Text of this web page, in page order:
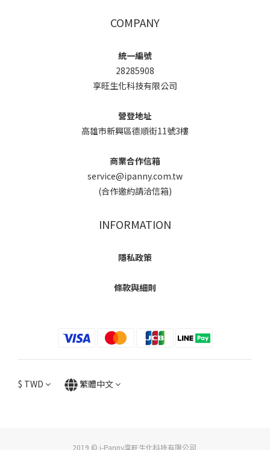
COMPANY
統一編號
28285908
享旺生化科技有限公司
營登地址
高雄市新興區德順街11號3樓
商業合作信箱
service@ipanny.com.tw
(合作邀約請洽信箱)
INFORMATION
隱私政策
條款與細則
$ TWD 繁體中文
2019 © i-Panny享旺生化科技有限公司